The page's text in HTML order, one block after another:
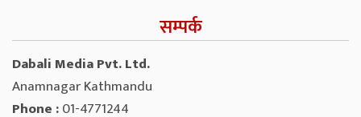
सम्पर्क
Dabali Media Pvt. Ltd.
Anamnagar Kathmandu
Phone :01-4771244